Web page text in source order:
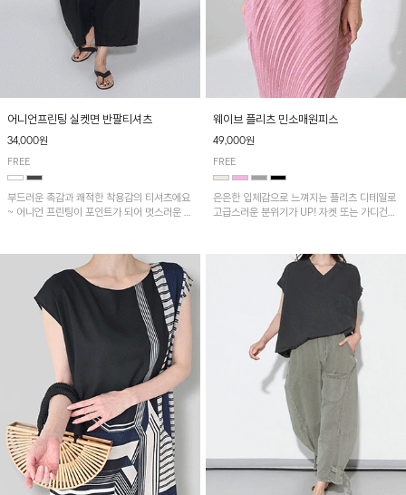
어니언프린팅 실켓면 반팔티셔츠
34,000원
FREE
부드러운 촉감과 쾌적한 착용감의 티셔츠에요
~ 어니언 프린팅이 포인트가 되어 멋스러운 아
웨이브 플리츠 민소매원피스
49,000원
FREE
은은한 입체감으로 느껴지는 플리츠 디테일로
고급스러운 분위기가 UP! 자켓 또는 가디건과